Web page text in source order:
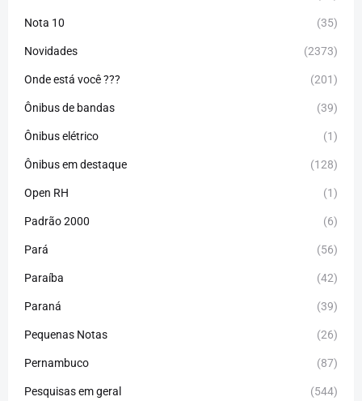
Nota 10 (35)
Novidades (2373)
Onde está você ??? (201)
Ônibus de bandas (39)
Ônibus elétrico (1)
Ônibus em destaque (128)
Open RH (1)
Padrão 2000 (6)
Pará (56)
Paraíba (42)
Paraná (39)
Pequenas Notas (26)
Pernambuco (87)
Pesquisas em geral (544)